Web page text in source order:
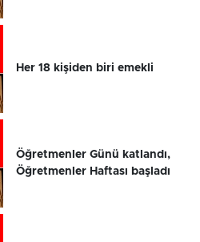
Her 18 kişiden biri emekli
Öğretmenler Günü katlandı,
Öğretmenler Haftası başladı